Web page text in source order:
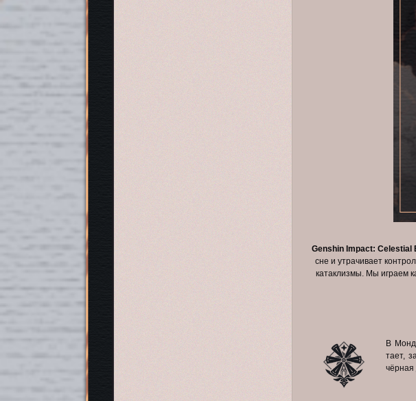
Genshin Impact: Celestial
сне и утрачивает
катаклизмы. Мы играем
В
тает,
чёрная